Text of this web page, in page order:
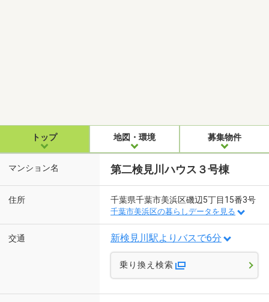
トップ 地図・環境 募集物件
マンション名 第二検見川ハウス３号棟
住所 千葉県千葉市美浜区磯辺5丁目15番3号
千葉市美浜区の暮らしデータを見る
交通 新検見川駅よりバスで6分
乗り換え検索